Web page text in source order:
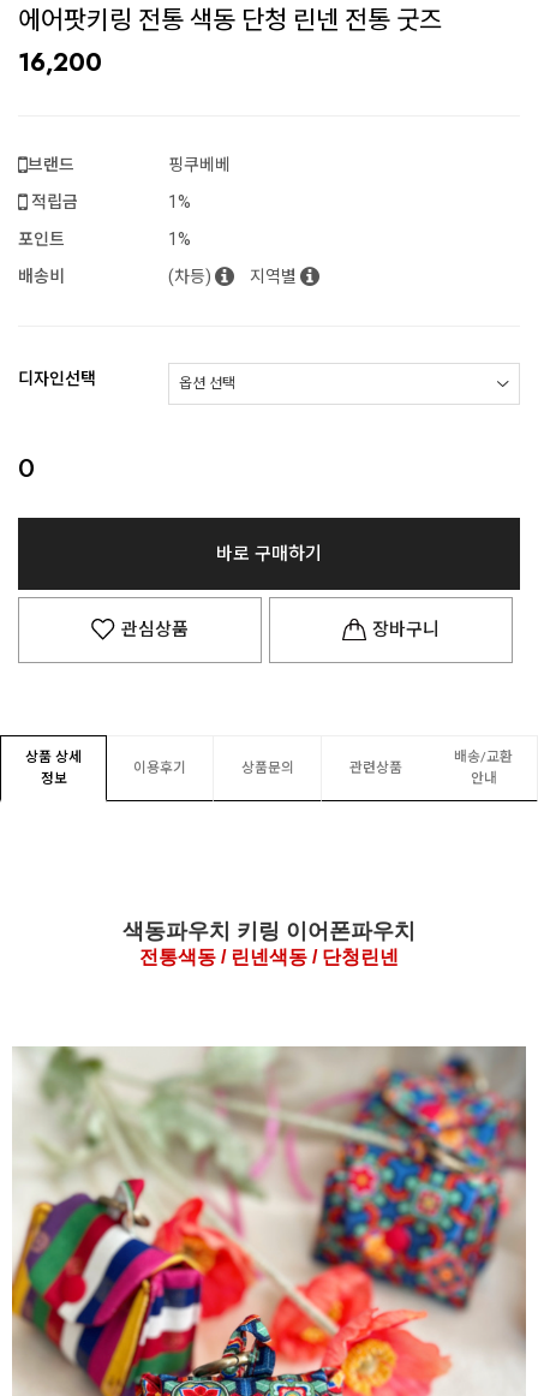
에어팟키링 전통 색동 단청 린넨 전통 굿즈
16,200
브랜드
핑쿠베베
적립금
1%
포인트
1%
배송비
(차등) 지역별
디자인선택
0
바로 구매하기
관심상품 장바구니
상품 상세
정보
이용후기 상품문의 관련상품
배송/교환
안내
색동파우치 키링 이어폰파우치
전통색동 / 린넨색동 / 단청린넨